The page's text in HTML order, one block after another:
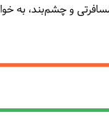
و چشم‌بند، به